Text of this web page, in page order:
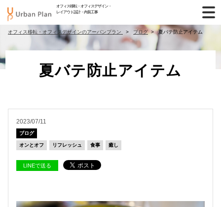
オフィス移転・オフィスデザイン・
レイアウト設計・内装工事
オフィス移転・オフィスデザインのアーバンプラン ブログ 夏バテ防止アイテム
夏バテ防止アイテム
2023/07/11
ブログ
オンとオフ リフレッシュ 食事 癒し
LINEで送る